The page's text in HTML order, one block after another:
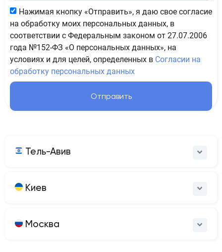
Нажимая кнопку «Отправить», я даю свое согласие
на обработку моих персональных данных, в
соответствии с Федеральным законом от 27.07.2006
года №152-ФЗ «О персональных данных», на
условиях и для целей, определенных в Согласии на
обработку персональных данных
Отправить
Тель-Авив
Киев
Москва